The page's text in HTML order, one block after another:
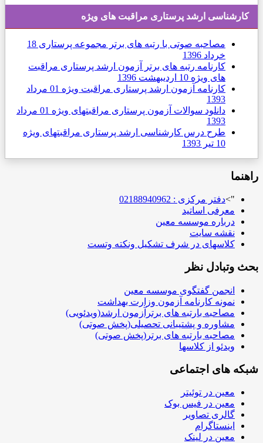
ارشد پرستاری مراقبت های ويژه
مصاحبه صوتی با رتبه های برتر مجموعه پرستاری 18
کارنامه رتبه های برتر آزمون ارشد پرستاری مراقبت
10 ارديبهشت 1396
کارنامه آزمون ارشد پرستاری مراقبت ویژه
01 مرداد
دانلود سوالات آزمون پرستاری مراقبتهای ویژه
01 مرداد
طرح درس کارشناسی ارشد پرستاری مراقبتهای ویژه
دفتر مرکزی : 02188940962
اساتید
موسسه معین
سایت
در شرف تشکیل ونکته وتست
نظر
گفتگوی موسسه معین
کارنامه آزمون وزارت بهداشت
بارتبه های برترآزمون ارشد(ویدئویی)
و پشتیبانی تحصیلی(پخش صوتی)
بارتبه های برتر(پخش صوتی)
از کلاسها
اجتماعی
در توئیتر
در فیس بوک
تصاویر
در لینک